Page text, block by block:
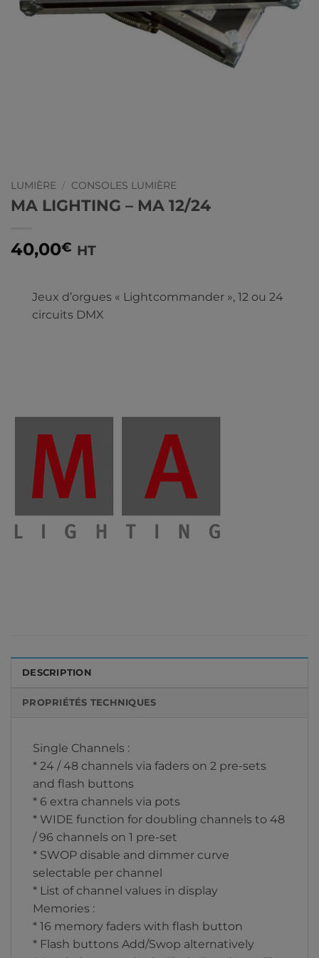
LUMIÈRE / CONSOLES LUMIÈRE
MA LIGHTING – MA 12/24
40,00€ HT
Jeux d’orgues « Lightcommander », 12 ou 24
circuits DMX
DESCRIPTION
PROPRIÉTÉS TECHNIQUES
Single Channels :
* 24 / 48 channels via faders on 2 pre-sets
and flash buttons
* 6 extra channels via pots
* WIDE function for doubling channels to 48
/ 96 channels on 1 pre-set
* SWOP disable and dimmer curve
selectable per channel
* List of channel values in display
Memories :
* 16 memory faders with flash button
* Flash buttons Add/Swop alternatively